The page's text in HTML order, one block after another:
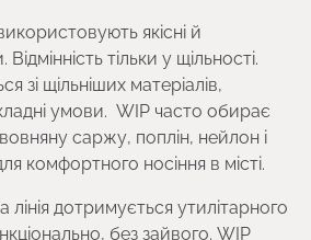
якісні й
тільки у щільності.
зі щільніших матеріалів,
умови. WIP часто обирає
саржу, поплін, нейлон і
комфортного носіння в місті.
лінія дотримується утилітарного
без зайвого. WIP